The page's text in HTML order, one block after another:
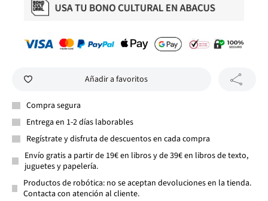
Añadir a favoritos
Compra segura
Entrega en 1-2 días laborables
Regístrate y disfruta de descuentos en cada compra
Envío gratis a partir de 19€ en libros y de 39€ en libros de texto,
juguetes y papelería.
Productos de robótica: no se aceptan devoluciones en la tienda.
Contacta con atención al cliente.